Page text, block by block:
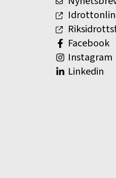
Facebook
Instagram
Linkedin